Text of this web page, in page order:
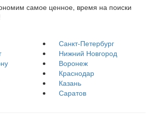
самое ценное, время на поиски
Санкт-Петербург
Нижний Новгород
Воронеж
Краснодар
Казань
Саратов